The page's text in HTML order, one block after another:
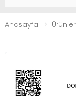
Anasayfa Ürünler